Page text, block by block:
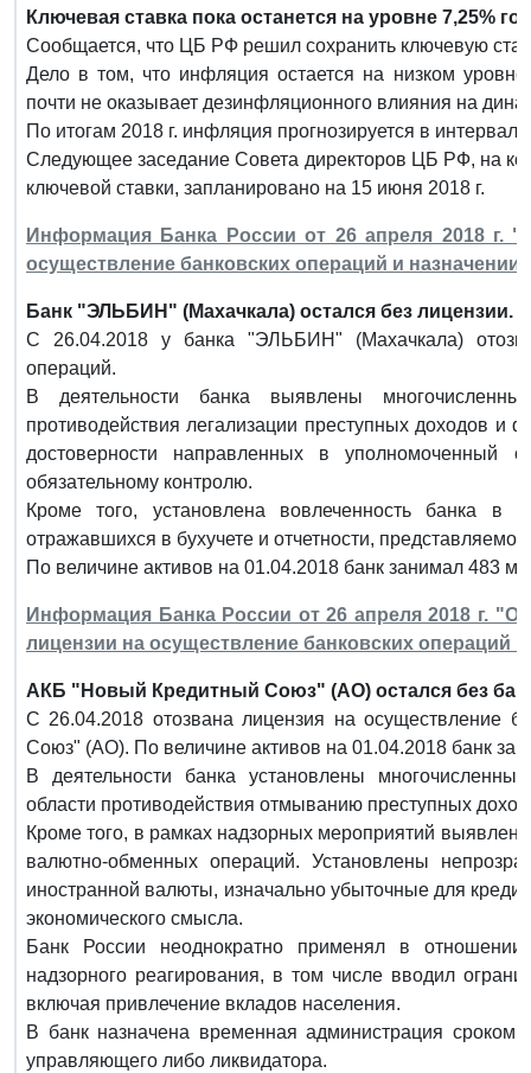
Ключевая ставка пока останется на уровне 7,25%
Сообщается, что ЦБ РФ решил сохранить ключевую
Дело в том, что инфляция остается на низком
почти не оказывает дезинфляционного влияния на
По итогам 2018 г. инфляция прогнозируется в
Следующее заседание Совета директоров ЦБ РФ, на
ключевой ставки, запланировано на 15 июня 2018 г.
Информация Банка России от 26 апреля 2018
осуществление банковских операций и
Банк "ЭЛЬБИН" (Махачкала) остался без лицензии.
С 26.04.2018 у банка "ЭЛЬБИН" (Махачкала)
операций.
В деятельности банка выявлены
противодействия легализации преступных доходов и
достоверности направленных в уполномоченный
обязательному контролю.
Кроме того, установлена вовлеченность банка в
отражавшихся в бухучете и отчетности,
По величине активов на 01.04.2018 банк занимал 483
Информация Банка России от 26 апреля 2018 г.
лицензии на осуществление банковских операций
АКБ "Новый Кредитный Союз" (АО) остался без
С 26.04.2018 отозвана лицензия на осуществление
Союз" (АО). По величине активов на 01.04.2018 банк
В деятельности банка установлены
области противодействия отмыванию преступных
Кроме того, в рамках надзорных мероприятий
валютно-обменных операций. Установлены
иностранной валюты, изначально убыточные для
экономического смысла.
Банк России неоднократно применял в
надзорного реагирования, в том числе вводил
включая привлечение вкладов населения.
В банк назначена временная администрация сроком
управляющего либо ликвидатора.